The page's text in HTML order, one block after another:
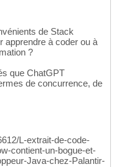
de Stack
apprendre à coder ou à
?
que ChatGPT
de concurrence, de
L-extrait-de-code-
contient-un-bogue-et-
Java-chez-Palantir-